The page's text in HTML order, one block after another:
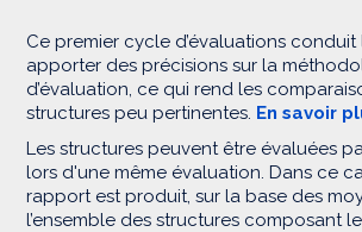
Ce premier cycle d’évaluations conduit
apporter des précisions sur la
d’évaluation, ce qui rend les
structures peu pertinentes. En savoir
Les structures peuvent être évaluées
lors d'une même évaluation. Dans ce
rapport est produit, sur la base des
l’ensemble des structures composant